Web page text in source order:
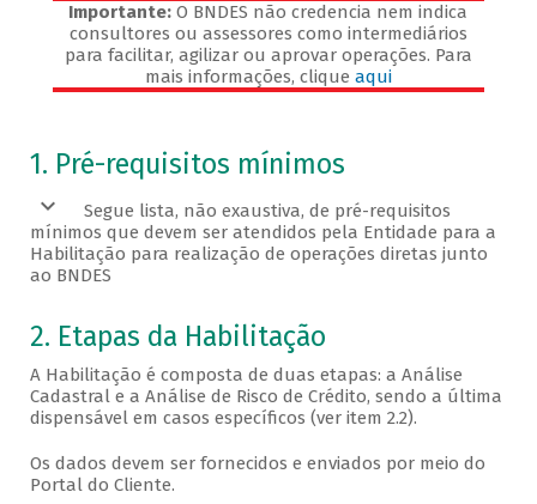
Importante: O BNDES não credencia nem indica
consultores ou assessores como intermediários
para facilitar, agilizar ou aprovar operações. Para
mais informações, clique aqui
Veja os pré-requisitos
1. Pré-requisitos mínimos
Segue lista, não exaustiva, de pré-requisitos
mínimos que devem ser atendidos pela Entidade para a
Habilitação para realização de operações diretas junto
ao BNDES
2. Etapas da Habilitação
A Habilitação é composta de duas etapas: a Análise
Cadastral e a Análise de Risco de Crédito, sendo a última
dispensável em casos específicos (ver item 2.2).
Os dados devem ser fornecidos e enviados por meio do
Portal do Cliente.